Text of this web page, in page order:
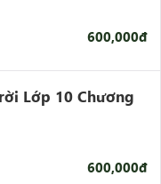
600,000đ
Lớp 10 Chương
600,000đ